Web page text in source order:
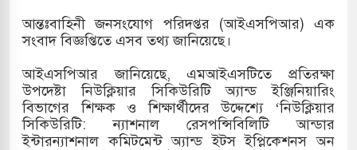
পথে ইসরায়েলীরা,হাতছাড়ার ঝুঁকিতে জরুরি
পাহাড়ি ঢলে ফুঁসে উঠেছে তিস্তা
আন্তঃবাহিনী জনসংযোগ পরিদপ্তর (আইএসপিআর) এক
সংবাদ বিজ্ঞপ্তিতে এসব তথ্য জানিয়েছে।
আইএসপিআর জানিয়েছে, এমআইএসটিতে প্রতিরক্ষা
উপদেষ্টা নিউক্লিয়ার সিকিউরিটি অ্যান্ড ইঞ্জিনিয়ারিং
বিভাগের শিক্ষক ও শিক্ষার্থীদের উদ্দেশ্যে ‘নিউক্লিয়ার
সিকিউরিটি: ন্যাশনাল রেসপন্সিবিলিটি আন্ডার
ইন্টারন্যাশনাল কমিটমেন্ট অ্যান্ড ইটস ইপ্লিকেশনস অন